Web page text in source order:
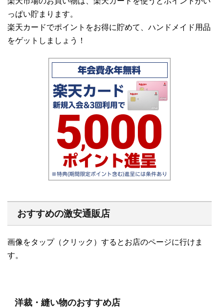
っぱい貯まります。
楽天カードでポイントをお得に貯めて、ハンドメイド用品
をゲットしましょう！
おすすめの激安通販店
画像をタップ（クリック）するとお店のページに行けま
す。
洋裁・縫い物のおすすめ店